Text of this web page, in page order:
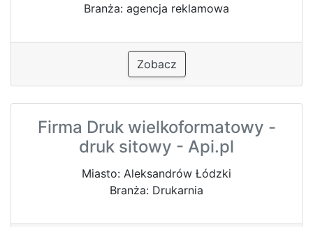
Branża: agencja reklamowa
Zobacz
Firma Druk wielkoformatowy -
druk sitowy - Api.pl
Miasto: Aleksandrów Łódzki
Branża: Drukarnia